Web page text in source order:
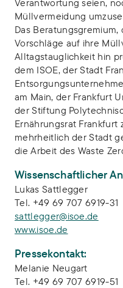
Verantwortung seien,
Müllvermeidung
Das
Vorschläge auf ihre
Alltagstauglichkeit hin
dem ISOE, der Stadt
am Main, der Frankfurt
der Stiftung
Ernährungsrat Frankfurt
mehrheitlich der Stadt
die Arbeit des Waste
Wissenschaftlicher
Lukas Sattlegger
Tel. +49 69 707 6919-31
sattlegger@isoe.de
www.isoe.de
Pressekontakt:
Melanie Neugart
Tel. +49 69 707 6919-51